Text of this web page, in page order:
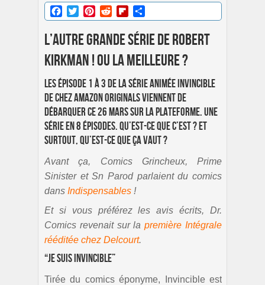
Facebook
TwitterPinterestRedditFlipboard
L’autre grande série de Robert
Kirkman ! Ou la meilleure ?
Les épisode 1 à 3 de la série animée Invincible
de chez Amazon Originals viennent de
débarquer ce 26 mars sur la plateforme. Une
série en 8 épisodes. Qu’est-ce que c’est ? et
surtout, qu’est-ce que ça vaut ?
Avant ça, Comics Grincheux, Prime
Sinister et Sn Parod parlaient du comics
dans Indispensables !
Et si vous préférez les avis écrits, Dr.
Comics revenait sur lapremière Intégrale
rééditée chez Delcourt.
“Je suis Invincible”
Tirée du comics éponyme, Invincible est